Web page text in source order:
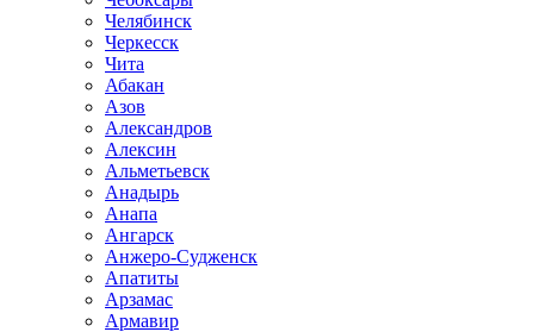
Челябинск
Черкесск
Чита
Абакан
Азов
Александров
Алексин
Альметьевск
Анадырь
Анапа
Ангарск
Анжеро-Судженск
Апатиты
Арзамас
Армавир